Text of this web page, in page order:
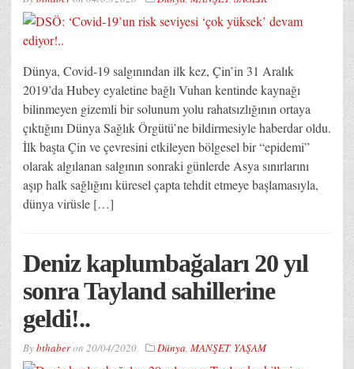
Dünya, Covid-19 salgınından ilk kez, Çin’in 31 Aralık
2019’da Hubey eyaletine bağlı Vuhan kentinde kaynağı
bilinmeyen gizemli bir solunum yolu rahatsızlığının ortaya
çıktığını Dünya Sağlık Örgütü’ne bildirmesiyle haberdar oldu.
İlk başta Çin ve çevresini etkileyen bölgesel bir “epidemi”
olarak algılanan salgının sonraki günlerde Asya sınırlarını
aşıp halk sağlığını küresel çapta tehdit etmeye başlamasıyla,
dünya virüsle […]
Deniz kaplumbağaları 20 yıl
sonra Tayland sahillerine
geldi!..
Bybthaberon 20/04/2020 Dünya, MANŞET, YAŞAM